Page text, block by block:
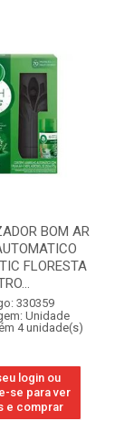
BOM AR
FLORESTA
330359
Unidade
4 unidade(s)
login ou
se para ver
e comprar